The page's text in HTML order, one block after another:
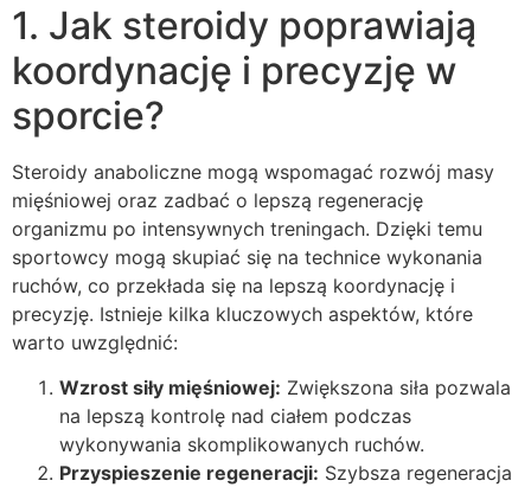
1. Jak steroidy poprawiają
koordynację i precyzję w
sporcie?
Steroidy anaboliczne mogą wspomagać rozwój masy
mięśniowej oraz zadbać o lepszą regenerację
organizmu po intensywnych treningach. Dzięki temu
sportowcy mogą skupiać się na technice wykonania
ruchów, co przekłada się na lepszą koordynację i
precyzję. Istnieje kilka kluczowych aspektów, które
warto uwzględnić:
Wzrost siły mięśniowej: Zwiększona siła pozwala
na lepszą kontrolę nad ciałem podczas
wykonywania skomplikowanych ruchów.
Przyspieszenie regeneracji: Szybsza regeneracja